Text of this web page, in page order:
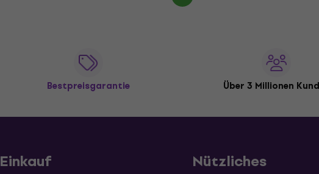
Bestpreisgarantie Über 3 Millionen
Einkauf Nützliches